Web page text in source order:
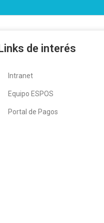
de interés
Intranet
Equipo ESPOS
Portal de Pagos